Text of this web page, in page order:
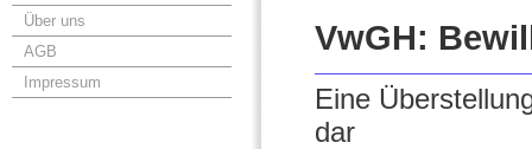
Über uns
AGB
Impressum
VwGH:
Eine
dar